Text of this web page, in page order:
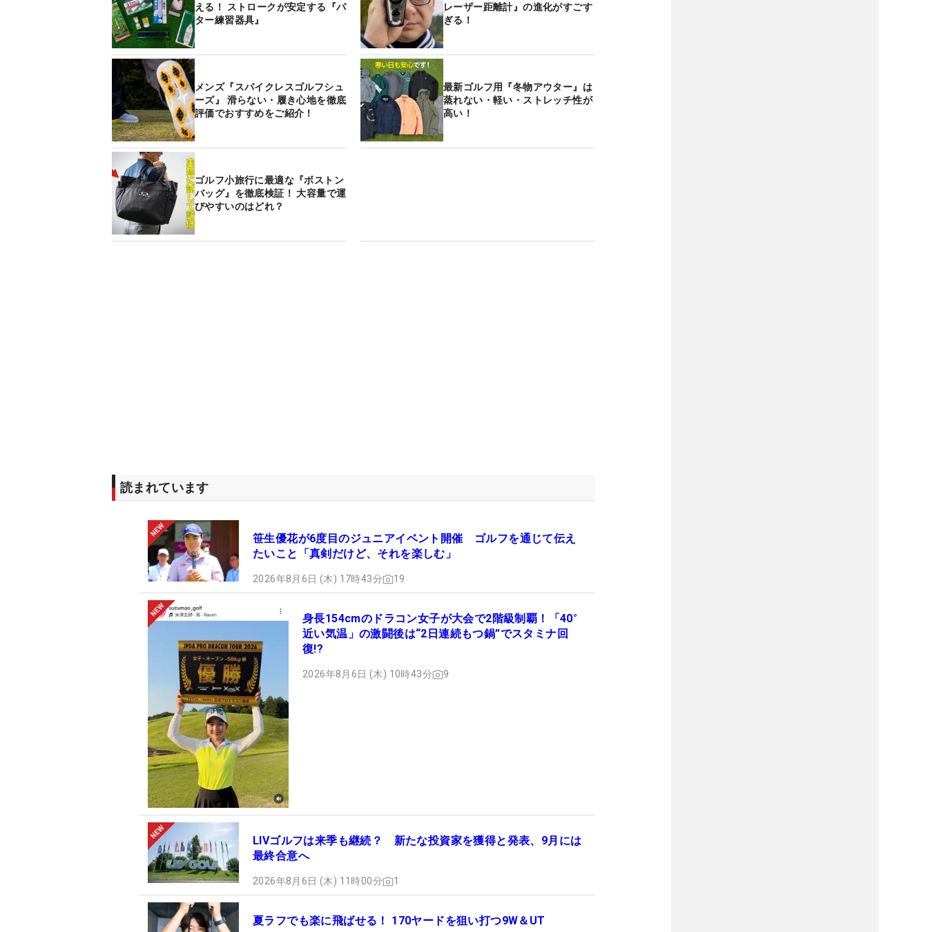
える！ ストロークが安定する『パ
ター練習器具』
レーザー距離計』の進化がすごす
ぎる！
メンズ『スパイクレスゴルフシュ
ーズ』 滑らない・履き心地を徹底
評価でおすすめをご紹介！
最新ゴルフ用『冬物アウター』は
蒸れない・軽い・ストレッチ性が
高い！
ゴルフ小旅行に最適な『ボストン
バッグ』を徹底検証！ 大容量で運
びやすいのはどれ？
読まれています
笹生優花が6度目のジュニアイベント開催 ゴルフを通じて伝え
たいこと「真剣だけど、それを楽しむ」
2026年8月6日 (木) 17時43分 19
身長154cmのドラコン女子が大会で2階級制覇！「40°
近い気温」の激闘後は“2日連続もつ鍋”でスタミナ回
復!?
2026年8月6日 (木) 10時43分 9
LIVゴルフは来季も継続？ 新たな投資家を獲得と発表、9月には
最終合意へ
2026年8月6日 (木) 11時00分 1
夏ラフでも楽に飛ばせる！ 170ヤードを狙い打つ9W＆UT